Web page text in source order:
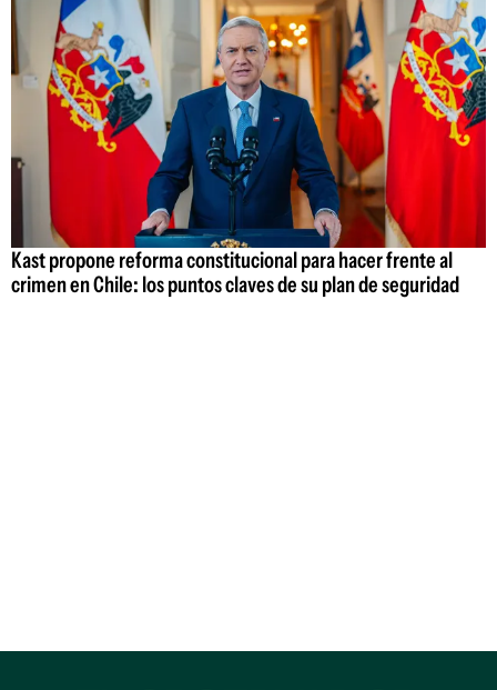
Kast propone reforma constitucional para hacer frente al
crimen en Chile: los puntos claves de su plan de seguridad